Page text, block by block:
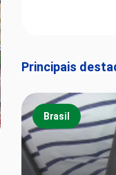
Principais
Brasil